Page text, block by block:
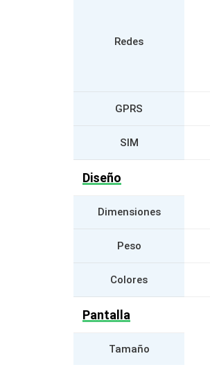
Redes
GPRS
SIM
Diseño
Dimensiones
Peso
Colores
Pantalla
Tamaño